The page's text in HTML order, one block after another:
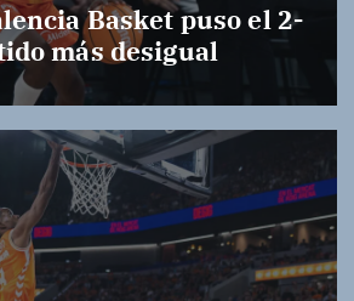
Basket puso el 2-
más desigual